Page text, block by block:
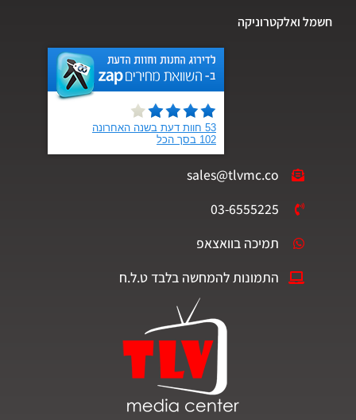
חשמל ואלקטרוניקה
sales@tlvmc.co
03-6555225
תמיכה בוואצאפ
התמונות להמחשה בלבד ט.ל.ח